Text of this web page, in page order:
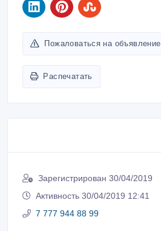
Пожаловаться на объявление
Распечатать
Зарегистрирован 30/04/2019
Активность 30/04/2019 12:41
7 777 944 88 99